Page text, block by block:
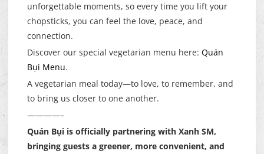
unforgettable moments, so every time you lift your
chopsticks, you can feel the love, peace, and
connection.
Discover our special vegetarian menu here: Quán
Bụi Menu.
A vegetarian meal today—to love, to remember, and
to bring us closer to one another.
————–
Quán Bụi is officially partnering with Xanh SM,
bringing guests a greener, more convenient, and